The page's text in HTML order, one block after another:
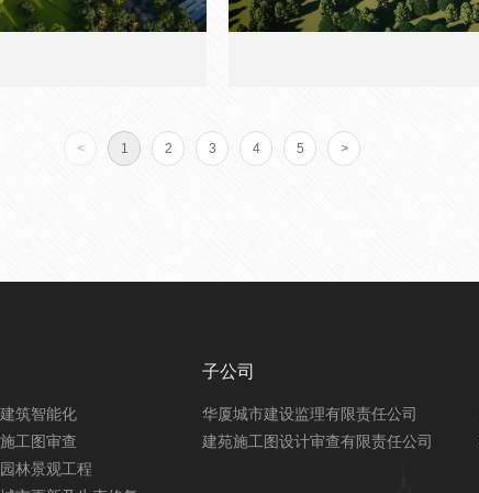
< 1 2 3 4 5 >
建筑智能化
施工图审查
园林景观工程
子公司
华厦城市建设监理有限责任公司
建苑施工图设计审查有限责任公司